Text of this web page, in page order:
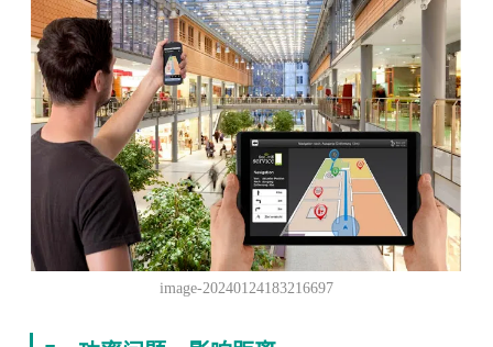
image-20240124183216697